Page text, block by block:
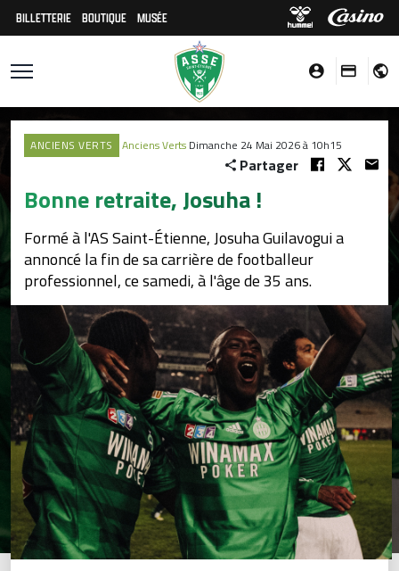
BILLETTERIE BOUTIQUE MUSÉE
ANCIENS VERTS Anciens Verts Dimanche 24 Mai 2026 à 10h15
Partager
Bonne retraite, Josuha !
Formé à l'AS Saint-Étienne, Josuha Guilavogui a
annoncé la fin de sa carrière de footballeur
professionnel, ce samedi, à l'âge de 35 ans.